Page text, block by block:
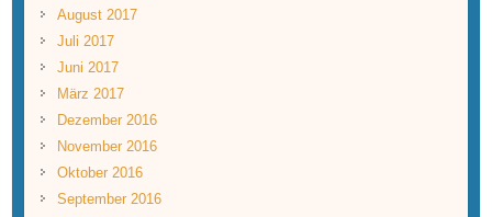
August 2017
Juli 2017
Juni 2017
März 2017
Dezember 2016
November 2016
Oktober 2016
September 2016